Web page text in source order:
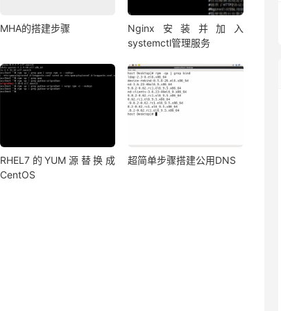
MHA的搭建步骤
Nginx安装并加入
systemctl管理服务
RHEL7的YUM源替换成
CentOS
超简单步骤搭建公用DNS